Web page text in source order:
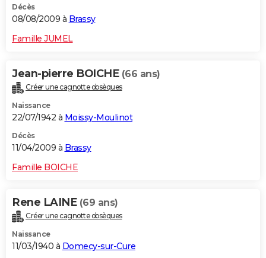
Décès
08/08/2009 à Brassy
Famille JUMEL
Jean-pierre BOICHE (66 ans)
Créer une cagnotte obsèques
Naissance
22/07/1942 à Moissy-Moulinot
Décès
11/04/2009 à Brassy
Famille BOICHE
Rene LAINE (69 ans)
Créer une cagnotte obsèques
Naissance
11/03/1940 à Domecy-sur-Cure